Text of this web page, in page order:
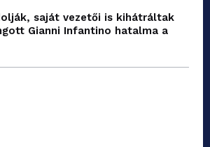
saját vezetői is kihátráltak
Gianni Infantino hatalma a